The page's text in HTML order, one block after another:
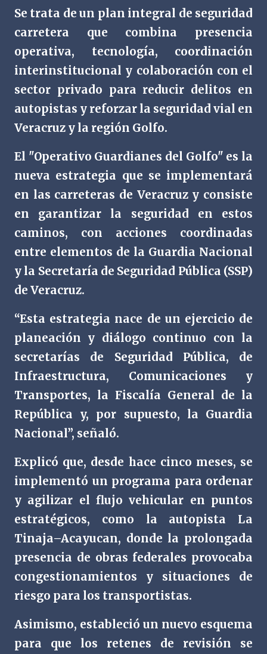
Se trata de un plan integral de seguridad
carretera que combina presencia
operativa, tecnología, coordinación
interinstitucional y colaboración con el
sector privado para reducir delitos en
autopistas y reforzar la seguridad vial en
Veracruz y la región Golfo.
El "Operativo Guardianes del Golfo" es la
nueva estrategia que se implementará
en las carreteras de Veracruz y consiste
en garantizar la seguridad en estos
caminos, con acciones coordinadas
entre elementos de la Guardia Nacional
y la Secretaría de Seguridad Pública (SSP)
de Veracruz.
“Esta estrategia nace de un ejercicio de
planeación y diálogo continuo con la
secretarías de Seguridad Pública, de
Infraestructura, Comunicaciones y
Transportes, la Fiscalía General de la
República y, por supuesto, la Guardia
Nacional”, señaló.
Explicó que, desde hace cinco meses, se
implementó un programa para ordenar
y agilizar el flujo vehicular en puntos
estratégicos, como la autopista La
Tinaja–Acayucan, donde la prolongada
presencia de obras federales provocaba
congestionamientos y situaciones de
riesgo para los transportistas.
Asimismo, estableció un nuevo esquema
para que los retenes de revisión se